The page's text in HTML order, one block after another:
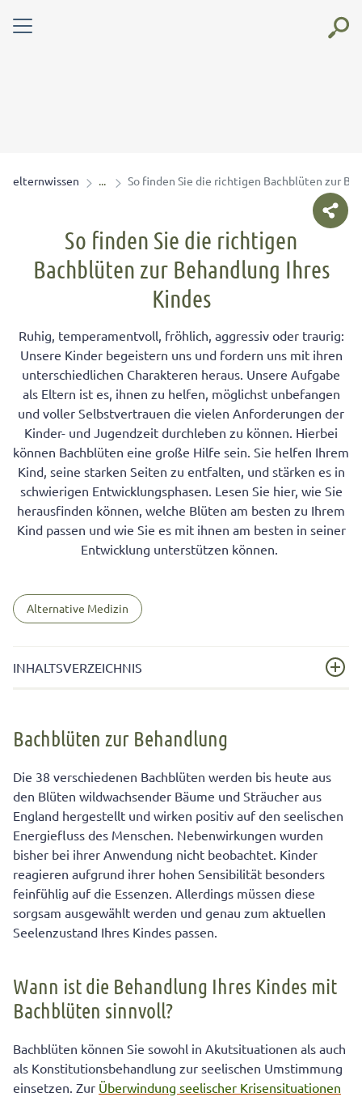
elternwissen So finden Sie die richtigen Bachblüten zur
So finden Sie die richtigen
Bachblüten zur Behandlung Ihres
Kindes
Ruhig, temperamentvoll, fröhlich, aggressiv oder traurig:
Unsere Kinder begeistern uns und fordern uns mit ihren
unterschiedlichen Charakteren heraus. Unsere Aufgabe
als Eltern ist es, ihnen zu helfen, möglichst unbefangen
und voller Selbstvertrauen die vielen Anforderungen der
Kinder- und Jugendzeit durchleben zu können. Hierbei
können Bachblüten eine große Hilfe sein. Sie helfen Ihrem
Kind, seine starken Seiten zu entfalten, und stärken es in
schwierigen Entwicklungsphasen. Lesen Sie hier, wie Sie
herausfinden können, welche Blüten am besten zu Ihrem
Kind passen und wie Sie es mit ihnen am besten in seiner
Entwicklung unterstützen können.
Alternative Medizin
INHALTSVERZEICHNIS
Wann ist die Behandlung Ihres Kindes mit Bachblüten
Wann Sie mit Ihrem Kind zum Arzt gehen sollten
So wählen Sie die richtigen Blüten aus
Bachblüten für besondere (Lebens-)Situationen
Bachblüten für die ganze Familie
Kindertypen und die passenden Bachblüten
Bachblüten zur Behandlung
Die 38 verschiedenen Bachblüten werden bis heute aus
den Blüten wildwachsender Bäume und Sträucher aus
England hergestellt und wirken positiv auf den seelischen
Energiefluss des Menschen. Nebenwirkungen wurden
bisher bei ihrer Anwendung nicht beobachtet. Kinder
reagieren aufgrund ihrer hohen Sensibilität besonders
feinfühlig auf die Essenzen. Allerdings müssen diese
sorgsam ausgewählt werden und genau zum aktuellen
Seelenzustand Ihres Kindes passen.
Wann ist die Behandlung Ihres Kindes mit
Bachblüten sinnvoll?
Bachblüten können Sie sowohl in Akutsituationen als auch
als Konstitutionsbehandlung zur seelischen Umstimmung
einsetzen. Zur Überwindung seelischer Krisensituationen